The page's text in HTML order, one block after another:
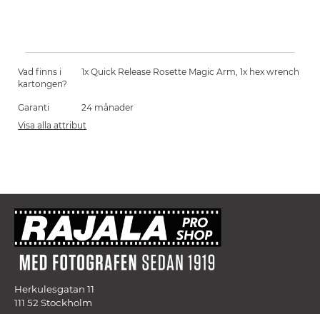
Vad finns i
kartongen?
1x Quick Release Rosette Magic Arm, 1x hex wrench
Garanti
24 månader
Visa alla attribut
Herkulesgatan 11
111 52 Stockholm